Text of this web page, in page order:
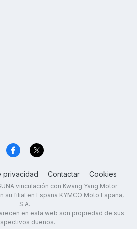
privacidad Contactar Cookies
vinculación con Kwang Yang Motor
su filial en España KYMCO Moto España,
S.A.
en esta web son propiedad de sus
dueños.